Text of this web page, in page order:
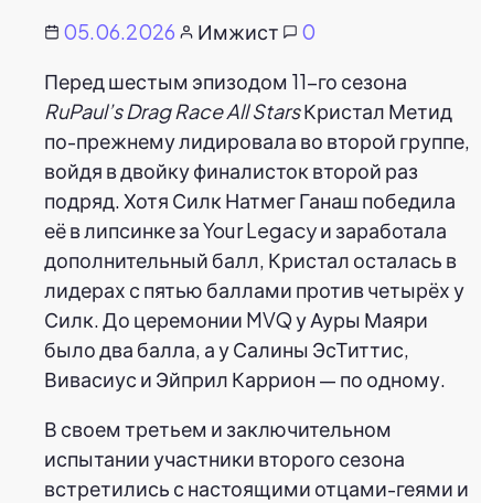
05.06.2026 Имжист
0
Перед шестым эпизодом 11-го сезона
RuPaul’s Drag Race All StarsКристал Метид
по-прежнему лидировала во второй группе,
войдя в двойку финалисток второй раз
подряд. Хотя Силк Натмег Ганаш победила
её в липсинке за Your Legacy и заработала
дополнительный балл, Кристал осталась в
лидерах с пятью баллами против четырёх у
Силк. До церемонии MVQ у Ауры Маяри
было два балла, а у Салины ЭсТиттис,
Вивасиус и Эйприл Каррион — по одному.
В своем третьем и заключительном
испытании участники второго сезона
встретились с настоящими отцами-геями и